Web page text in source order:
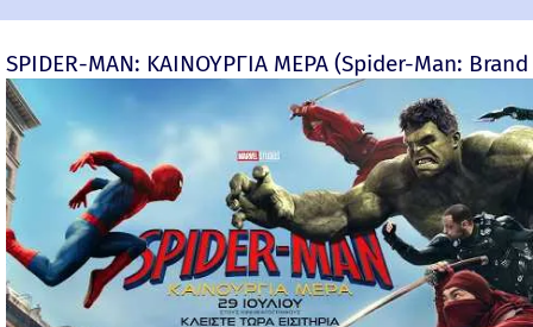
SPIDER-MAN: ΚΑΙΝΟΥΡΓΙΑ ΜΕΡΑ (Spider-Man: